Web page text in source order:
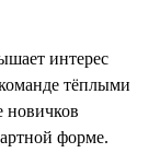
интерес
тёплыми
новичков
форме.